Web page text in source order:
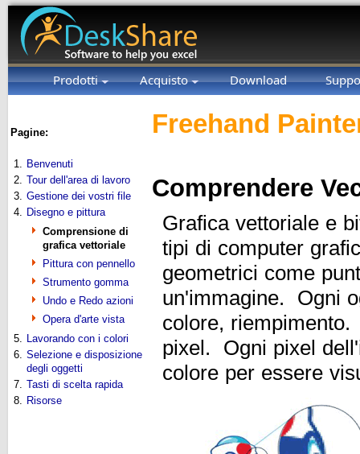
Prodotti Acquisto Download
Pagine:
1. Benvenuti
2. Tour dell'area di lavoro
3. Gestione dei vostri file
4. Disegno e pittura
Comprensione di
grafica vettoriale
Pittura con pennello
Strumento gomma
Undo e Redo azioni
Opera d'arte vista
5. Lavorando con i colori
6. Selezione e disposizione
degli oggetti
7. Tasti di scelta rapida
8. Risorse
Freehand
Comprendere
Grafica vettoriale e
tipi di computer
geometrici come
un'immagine. Ogni
colore,
pixel. Ogni pixel
colore per essere